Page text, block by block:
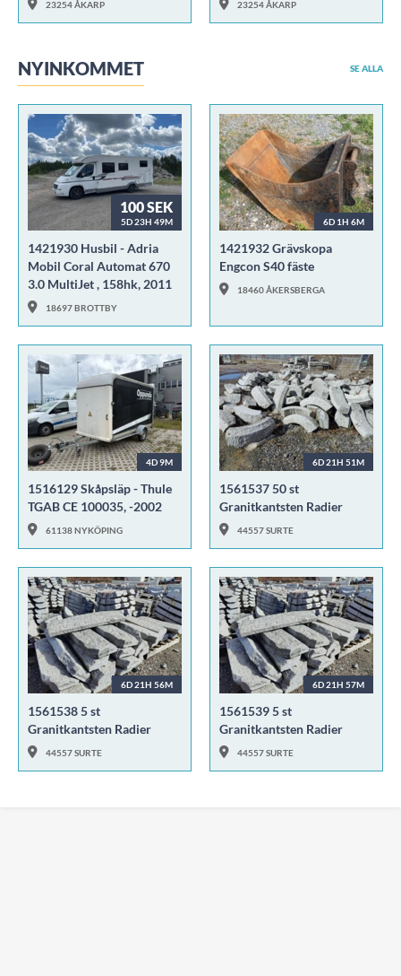
23254 ÅKARP 23254 ÅKARP
NYINKOMMET SE ALLA
100 SEK
5D 23H 49M
1421930 Husbil - Adria
Mobil Coral Automat 670
3.0 MultiJet , 158hk, 2011
18697 BROTTBY
6D 1H 6M
1421932 Grävskopa
Engcon S40 fäste
18460 ÅKERSBERGA
4D 9M
1516129 Skåpsläp - Thule
TGAB CE 100035, -2002
61138 NYKÖPING
6D 21H 51M
1561537 50 st
Granitkantsten Radier
44557 SURTE
6D 21H 56M
1561538 5 st
Granitkantsten Radier
44557 SURTE
6D 21H 57M
1561539 5 st
Granitkantsten Radier
44557 SURTE